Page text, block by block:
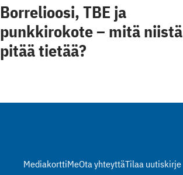
Borrelioosi, TBE ja
punkkirokote – mitä niistä
pitää tietää?
MediakorttiMeOta yhteyttäTilaa uutiskirje